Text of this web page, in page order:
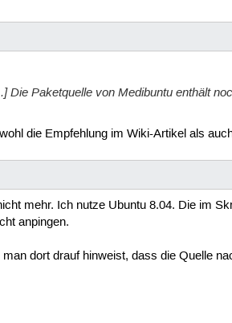
Paketquelle von Medibuntu enthält
die Empfehlung im Wiki-Artikel als
mehr. Ich nutze Ubuntu 8.04. Die im
anpingen.
dort drauf hinweist, dass die Quelle